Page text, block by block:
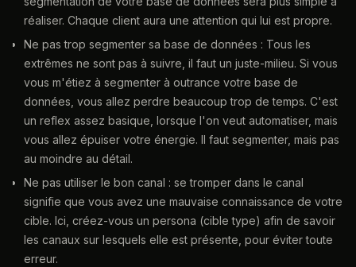
réaliser. Chaque client aura une attention qui lui est propre.
Ne pas trop segmenter sa base de données : Tous les
extrêmes ne sont pas à suivre, il faut un juste-milieu. Si vous
vous m'étiez à segmenter à outrance votre base de
données, vous allez perdre beaucoup trop de temps. C'est
un reflex assez basique, lorsque l'on veut automatiser, mais
vous allez épuiser votre énergie. Il faut segmenter, mais pas
au moindre au détail.
Ne pas utiliser le bon canal : se tromper dans le canal
signifie que vous avez une mauvaise connaissance de votre
cible. Ici, créez-vous un persona (cible type) afin de savoir
les canaux sur lesquels elle est présente, pour éviter toute
erreur.